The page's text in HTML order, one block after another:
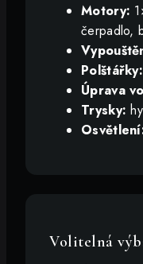
Motory:
čerpadlo,
Polštářky:
Úprava
Trysky:
Volitelná